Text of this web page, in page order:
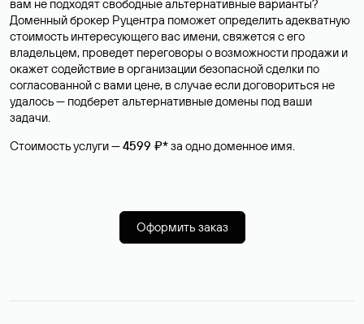
вам не подходят свободные альтернативные варианты?
Доменный брокер Руцентра поможет определить адекватную
стоимость интересующего вас имени, свяжется с его
владельцем, проведет переговоры о возможности продажи и
окажет содействие в организации безопасной сделки по
согласованной с вами цене, в случае если договориться не
удалось — подберет альтернативные домены под ваши
задачи.
Стоимость услуги —4599 ₽*за одно доменное имя.
Оформить заказ